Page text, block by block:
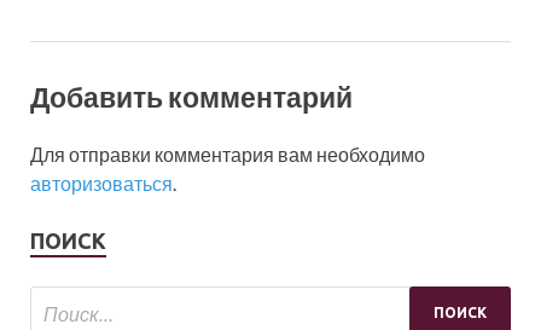
Добавить комментарий
Для отправки комментария вам необходимо
авторизоваться
ПОИСК